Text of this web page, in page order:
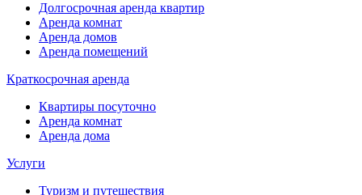
Долгосрочная аренда квартир
Аренда комнат
Аренда домов
Аренда помещений
Краткосрочная аренда
Квартиры посуточно
Аренда комнат
Аренда дома
Услуги
Туризм и путешествия